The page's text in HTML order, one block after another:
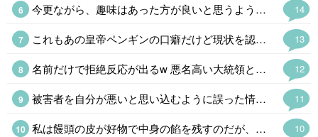
14
今更ながら、趣味はあった方が良いと思うようになったわ。 子育て中は毎日バタバタして、自分の時間が持てないけど、子供が手を離れて、空の巣症候群になる人は、趣味がないんだよね、 子育てしてなくても、趣味が無いと人生つまらないし。更年期もしかり。
13
これもあの皇帝ペンギンの口癖だけど現状を認識できない認知症なのか天然の…以下自粛。
12
名前だけで拒絶反応が出るw 悪名高い大統領として後世に名を残すだろう
11
被害者を自分が悪いと思い込むように誤った情報を与えて支配するガスライティングの手段としてわざと記憶を改竄するのと、自分は絶対に正しいと思い込んで不都合な記憶を改竄するのと両方ある。 だれとは言わないがウチの知事さん大丈夫なんかな。前々からの引き継ぎとは言え県の財政は緊急事態なんだけど。
10
私は饅頭の皮が好物で中身の餡を残すのだが、これは皮が分厚すぎるしパサパサして美味しくない。今は食事制限でどちらもアウトだ。